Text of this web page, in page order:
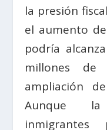
la presión
el aumento
podría
millones
ampliación
Aunque la